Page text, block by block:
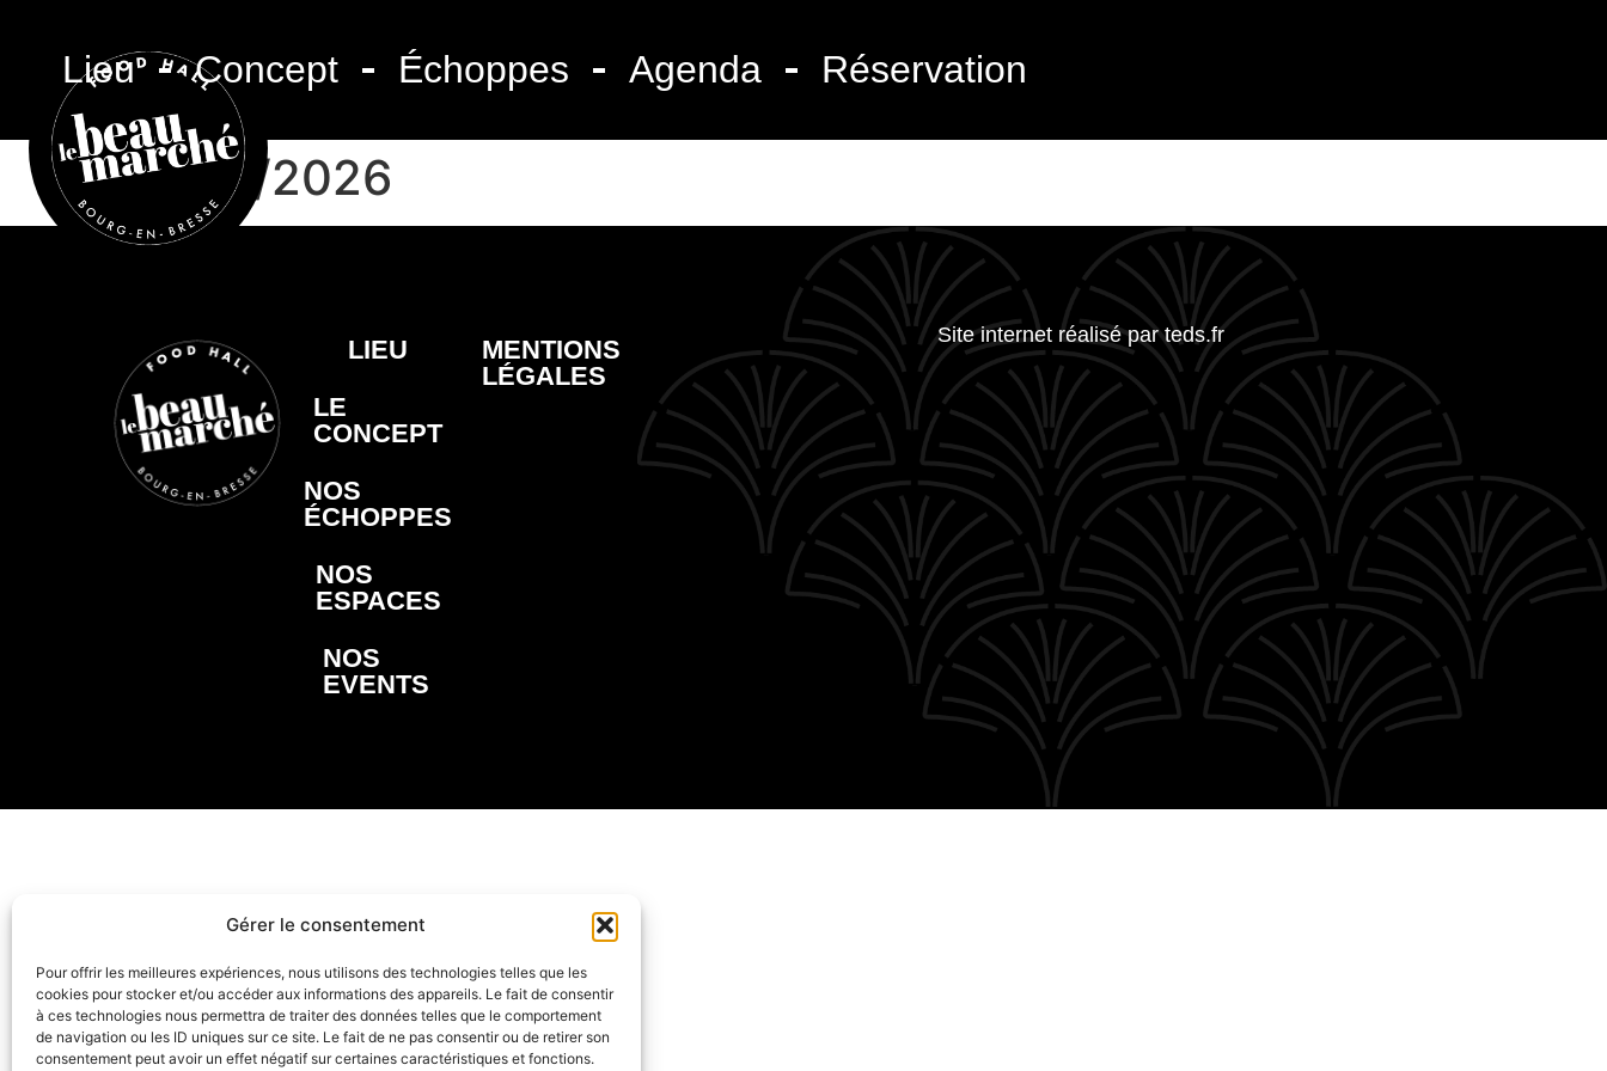
Gérer le consentement
Pour offrir les meilleures expériences, nous utilisons des technologies telles que les
cookies pour stocker et/ou accéder aux informations des appareils. Le fait de consentir
à ces technologies nous permettra de traiter des données telles que le comportement
de navigation ou les ID uniques sur ce site. Le fait de ne pas consentir ou de retirer son
consentement peut avoir un effet négatif sur certaines caractéristiques et fonctions.
Lieu Concept Échoppes Agenda Réservation
22/01/2026
LIEU
LE
CONCEPT
NOS
ÉCHOPPES
NOS
ESPACES
NOS
EVENTS
MENTIONS
LÉGALES
Site internet réalisé parteds.fr